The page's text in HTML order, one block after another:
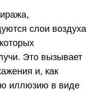
слои воздуха
Это вызывает
и, как
иллюзию в виде